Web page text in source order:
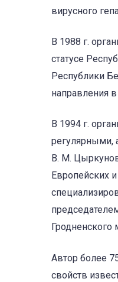
вирусного
В 1988 г.
статусе
Республики
направления
В 1994 г.
регулярными,
В. М.
Европейских
Гродненского
Автор более
свойств